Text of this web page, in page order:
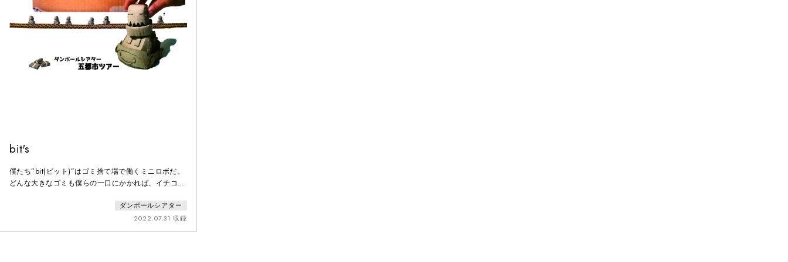
bit's
僕たち”bit(ビット)”はゴミ捨て場で働くミニロボだ。
どんな大きなゴミも僕らの一口にかかれば、イチコロ
っ壊してたら、「痛い！」中から、戦争用ロボが出て
ダンボールシアター
2022.07.31 収録